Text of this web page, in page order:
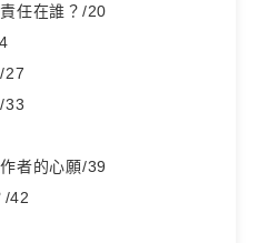
任在誰？/20
27
33
者的心願/39
/42